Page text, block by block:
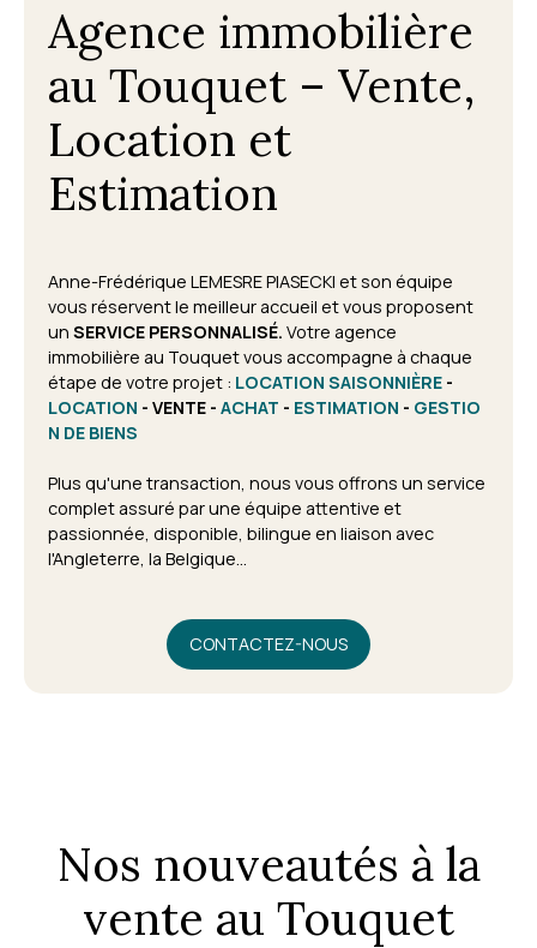
Agence immobilière
au Touquet – Vente,
Location et
Estimation
Anne-Frédérique LEMESRE PIASECKI et son équipe
vous réservent le meilleur accueil et vous proposent
un SERVICE PERSONNALISÉ. Votre agence
immobilière au Touquet vous accompagne à chaque
étape de votre projet : LOCATION SAISONNIÈRE -
LOCATION - VENTE - ACHAT - ESTIMATION - GESTIO
N DE BIENS
Plus qu'une transaction, nous vous offrons un service
complet assuré par une équipe attentive et
passionnée, disponible, bilingue en liaison avec
l'Angleterre, la Belgique...
CONTACTEZ-NOUS
Nos nouveautés à la
vente au Touquet